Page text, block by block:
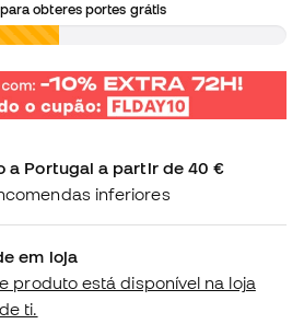
obteres portes grátis
a Portugal a partir de 40 €
inferiores
em loja
produto está disponível na loja
ti.